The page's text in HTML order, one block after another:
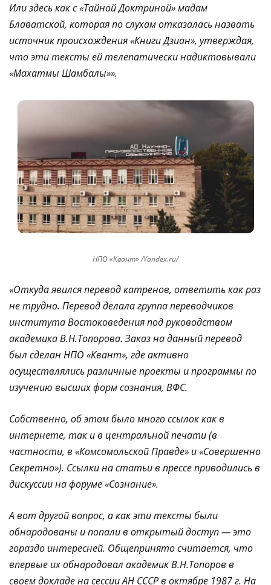
Или здесь как с «Тайной Доктриной» мадам
Блаватской, которая по слухам отказалась назвать
источник происхождения «Книги Дзиан», утверждая,
что эти тексты ей телепатически надиктовывали
«Махатмы Шамбалы»».
НПО «Квант» /Yandex.ru/
«Откуда явился перевод катренов, ответить как раз
не трудно. Перевод делала группа переводчиков
института Востоковедения под руководством
академика В.Н.Топорова. Заказ на данный перевод
был сделан НПО «Квант», где активно
осуществлялись различные проекты и программы по
изучению высших форм сознания, ВФС.
Собственно, об этом было много ссылок как в
интернете, так и в центральной печати (в
частности, в «Комсомольской Правде» и «Совершенно
Секретно»). Ссылки на статьи в прессе приводились в
дискуссии на форуме «Сознание».
А вот другой вопрос, а как эти тексты были
обнародованы и попали в открытый доступ — это
гораздо интересней. Общепринято считается, что
впервые их обнародовал академик В.Н.Топоров в
своем докладе на сессии АН СССР в октябре 1987 г. На